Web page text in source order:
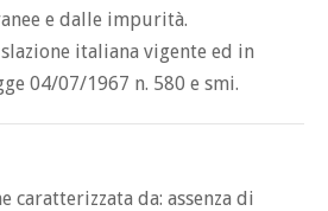
e dalle impurità.
italiana vigente ed in
04/07/1967 n. 580 e smi.
caratterizzata da: assenza di